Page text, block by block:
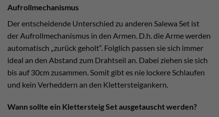
Aufrollmechanismus
Der entscheidende Unterschied zu anderen Salewa Set ist
der Aufrollmechanismus in den Armen. D.h. die Arme werden
automatisch „zurück geholt“. Folglich passen sie sich immer
ideal an den Abstand zum Drahtseil an. Dabei ziehen sie sich
bis auf 30cm zusammen. Somit gibt es nie lockere Schlaufen
und kein Verheddern an den Klettersteigankern.
Wann sollte ein Klettersteig Set ausgetauscht werden?